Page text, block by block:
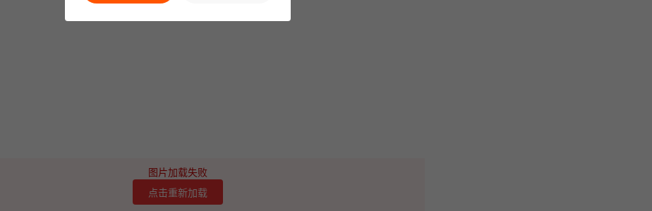
图片加载失败
点击重新加载